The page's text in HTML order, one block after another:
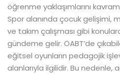
öğrenme yaklaşımlarını
Spor alanında çocuk gelişimi,
ve takım çalışması gibi
gündeme gelir. ÖABT’de
eğitsel oyunların pedagojik
alanlarıyla ilgilidir. Bu nedenle,